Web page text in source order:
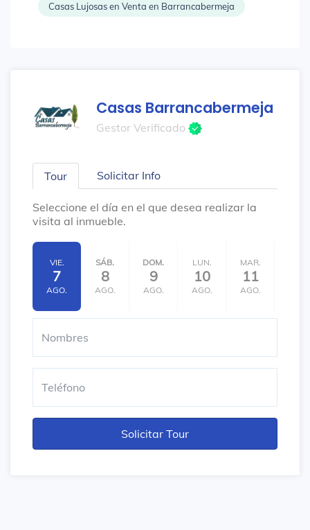
Casas Lujosas en Venta en Barrancabermeja
Casas Barrancabermeja
Gestor Verificado
Tour Solicitar Info
Seleccione el día en el que desea realizar la
visita al inmueble.
VIE.
7
AGO.
SÁB.
8
AGO.
DOM.
9
AGO.
LUN.
10
AGO.
MAR.
11
AGO.